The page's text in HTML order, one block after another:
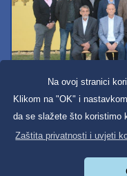
Na ovoj stranici
Klikom na "OK" i
da se slažete što koristimo
Zaštita privatnosti i uvjeti
Svi dobravski košarkaši
Copyright ©2026.